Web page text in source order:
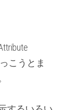
こうとま